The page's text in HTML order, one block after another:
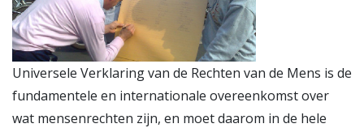
Universele Verklaring van de Rechten van de Mens is de
fundamentele en internationale overeenkomst over
wat mensenrechten zijn, en moet daarom in de hele